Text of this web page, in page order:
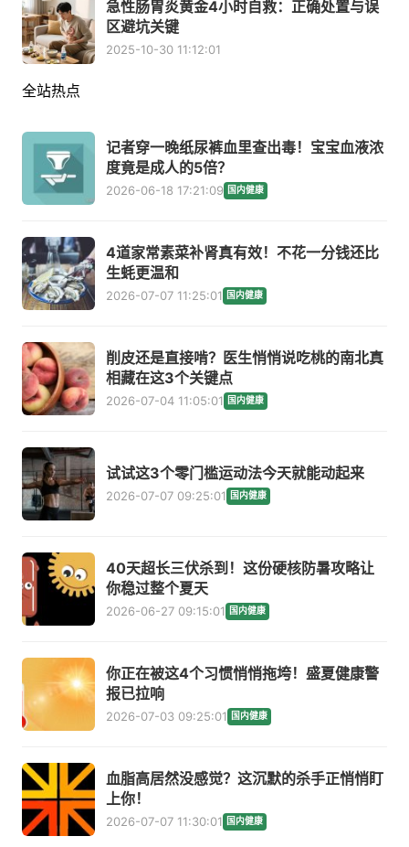
急性肠胃炎黄金4小时自救：正确处置与误
区避坑关键
2025-10-30 11:12:01
全站热点
记者穿一晚纸尿裤血里查出毒！宝宝血液浓
度竟是成人的5倍？
2026-06-18 17:21:09 国内健康
4道家常素菜补肾真有效！不花一分钱还比
生蚝更温和
2026-07-07 11:25:01 国内健康
削皮还是直接啃？医生悄悄说吃桃的南北真
相藏在这3个关键点
2026-07-04 11:05:01 国内健康
试试这3个零门槛运动法今天就能动起来
2026-07-07 09:25:01 国内健康
40天超长三伏杀到！这份硬核防暑攻略让
你稳过整个夏天
2026-06-27 09:15:01 国内健康
你正在被这4个习惯悄悄拖垮！盛夏健康警
报已拉响
2026-07-03 09:25:01 国内健康
血脂高居然没感觉？这沉默的杀手正悄悄盯
上你！
2026-07-07 11:30:01 国内健康